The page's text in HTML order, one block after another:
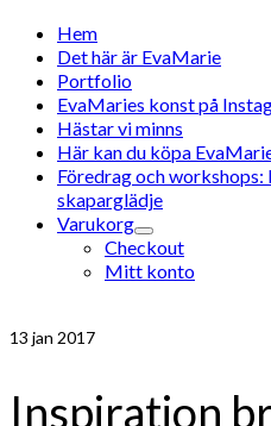
Hem
Det här är EvaMarie
Portfolio
EvaMaries konst på
Hästar vi minns
Här kan du köpa
Föredrag och
skaparglädje
Varukorg
Checkout
Mitt konto
13 jan 2017
Inspiration